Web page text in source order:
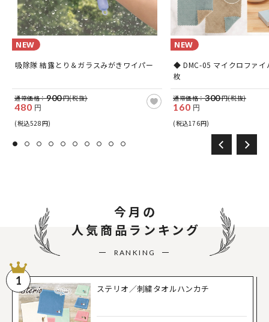
NEW
吸除隊 結露とり＆ガラスみがきワイパー
通常価格：900円(税抜)
480 円
(税込528円)
NEW
◆ DMC-05 マイクロファイ
枚
通常価格：300円(税抜)
160 円
(税込176円)
今月の
人気商品ランキング
RANKING
1
ステリオ／刺繍タオルハンカチ